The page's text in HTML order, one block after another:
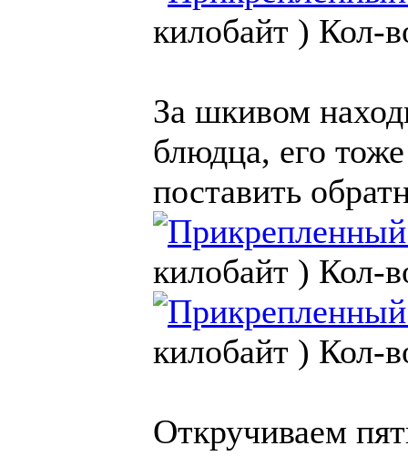
килобайт ) Кол-
За шкивом
блюдца, его
поставить
килобайт ) Кол-
килобайт ) Кол-
Откручиваем